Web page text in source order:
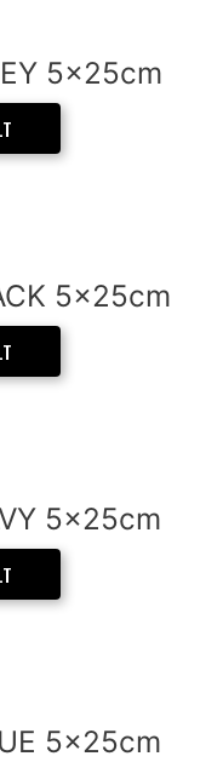
5x25cm
5x25cm
5x25cm
5x25cm